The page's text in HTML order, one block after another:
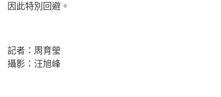
因此特別回避。
記者：周育瑩
攝影：汪旭峰